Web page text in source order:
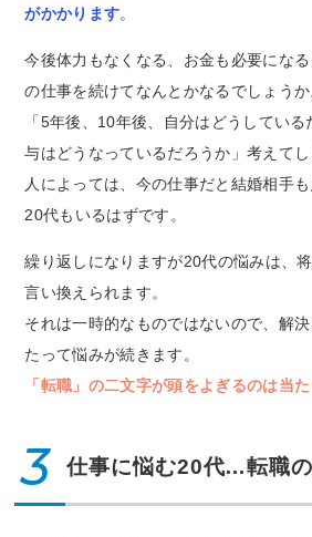
がかかります。
今後体力もなくなる、お金も必要にな
の仕事を続けてなんとかなるでしょうか
「5年後、10年後、自分はどうしてい
与はどうなっているだろうか」考えてし
人によっては、今の仕事だと結婚相手
20代もいるはずです。
繰り返しになりますが20代の悩みは、
言い換えられます。
それは一時的なものではないので、解
たって悩みが続きます。
「転職」の二文字が頭をよぎるのは当
3 仕事に悩む20代…転職の